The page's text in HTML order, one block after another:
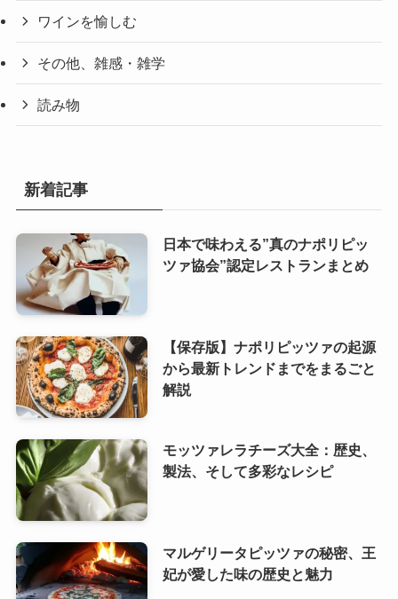
ワインを愉しむ
その他、雑感・雑学
読み物
新着記事
日本で味わえる”真のナポリピッ
ツァ協会”認定レストランまとめ
【保存版】ナポリピッツァの起源
から最新トレンドまでをまるごと
解説
モッツァレラチーズ大全：歴史、
製法、そして多彩なレシピ
マルゲリータピッツァの秘密、王
妃が愛した味の歴史と魅力